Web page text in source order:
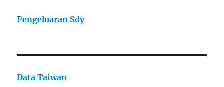
Pengeluaran Sdy
Data Taiwan